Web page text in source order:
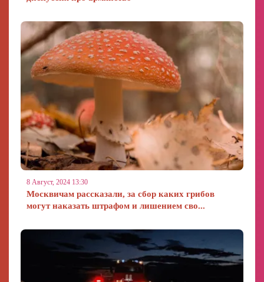
8 Август, 2024 13:30
Москвичам рассказали, за сбор каких грибов
могут наказать штрафом и лишением сво...